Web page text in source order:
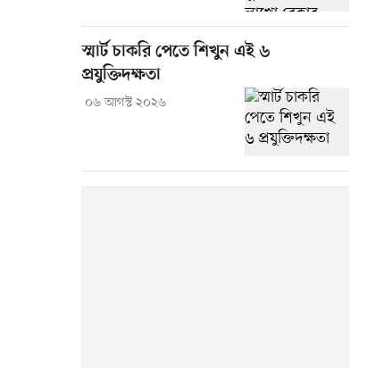
স্মার্ট চাকরি পেতে শিখুন এই ৬
প্রযুক্তিদক্ষতা
০৬ আগস্ট ২০২৬